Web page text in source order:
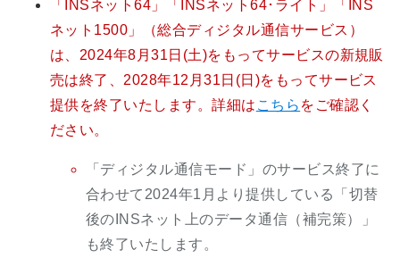
「INSネット64」「INSネット64･ライト」「INS
ネット1500」（総合ディジタル通信サービス）
は、2024年8月31日(土)をもってサービスの新規販
売は終了、2028年12月31日(日)をもってサービス
提供を終了いたします。詳細は こちら をご確認く
ださい。
「ディジタル通信モード」のサービス終了に
合わせて2024年1月より提供している「切替
後のINSネット上のデータ通信（補完策）」
も終了いたします。